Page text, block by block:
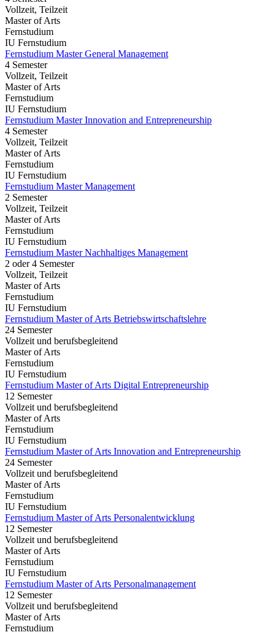
Vollzeit, Teilzeit
Master of Arts
Fernstudium
IU Fernstudium
Fernstudium Master General Management
4 Semester
Vollzeit, Teilzeit
Master of Arts
Fernstudium
IU Fernstudium
Fernstudium Master Innovation and Entrepreneurship
4 Semester
Vollzeit, Teilzeit
Master of Arts
Fernstudium
IU Fernstudium
Fernstudium Master Management
2 Semester
Vollzeit, Teilzeit
Master of Arts
Fernstudium
IU Fernstudium
Fernstudium Master Nachhaltiges Management
2 oder 4 Semester
Vollzeit, Teilzeit
Master of Arts
Fernstudium
IU Fernstudium
Fernstudium Master of Arts Betriebswirtschaftslehre
24 Semester
Vollzeit und berufsbegleitend
Master of Arts
Fernstudium
IU Fernstudium
Fernstudium Master of Arts Digital Entrepreneurship
12 Semester
Vollzeit und berufsbegleitend
Master of Arts
Fernstudium
IU Fernstudium
Fernstudium Master of Arts Innovation and Entrepreneurship
24 Semester
Vollzeit und berufsbegleitend
Master of Arts
Fernstudium
IU Fernstudium
Fernstudium Master of Arts Personalentwicklung
12 Semester
Vollzeit und berufsbegleitend
Master of Arts
Fernstudium
IU Fernstudium
Fernstudium Master of Arts Personalmanagement
12 Semester
Vollzeit und berufsbegleitend
Master of Arts
Fernstudium